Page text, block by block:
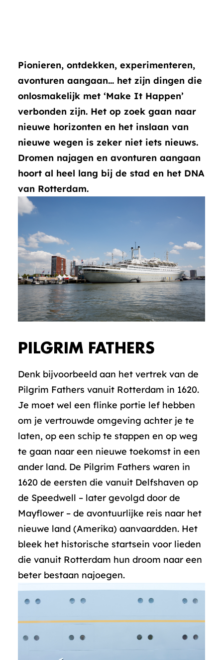
Pionieren, ontdekken, experimenteren,
avonturen aangaan… het zijn dingen die
onlosmakelijk met ‘Make It Happen’
verbonden zijn. Het op zoek gaan naar
nieuwe horizonten en het inslaan van
nieuwe wegen is zeker niet iets nieuws.
Dromen najagen en avonturen aangaan
hoort al heel lang bij de stad en het DNA
van Rotterdam.
PILGRIM FATHERS
Denk bijvoorbeeld aan het vertrek van de
Pilgrim Fathers vanuit Rotterdam in 1620.
Je moet wel een flinke portie lef hebben
om je vertrouwde omgeving achter je te
laten, op een schip te stappen en op weg
te gaan naar een nieuwe toekomst in een
ander land. De Pilgrim Fathers waren in
1620 de eersten die vanuit Delfshaven op
de Speedwell – later gevolgd door de
Mayflower – de avontuurlijke reis naar het
nieuwe land (Amerika) aanvaardden. Het
bleek het historische startsein voor lieden
die vanuit Rotterdam hun droom naar een
beter bestaan najoegen.